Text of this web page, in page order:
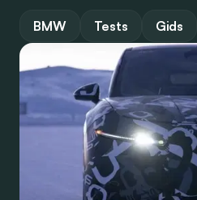
BMW Tests Gids